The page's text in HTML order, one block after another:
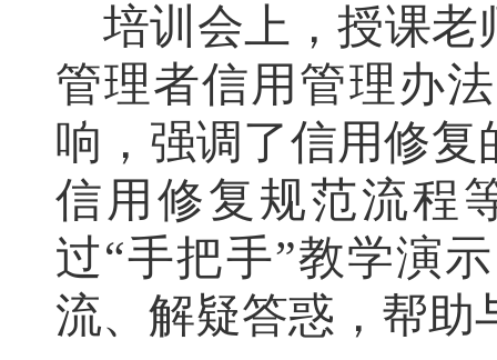
培训会上 ，授课老
管理者信用管理办
响 ， 强调了信用修复
信用修复规范流程
过“手把手”教学演
流、解疑答惑 ， 帮助